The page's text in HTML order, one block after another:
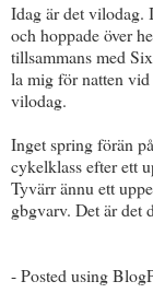
Idag är det vilodag.
och hoppade över
tillsammans med
la mig för natten
vilodag.
Inget spring förän
cykelklass efter ett
Tyvärr ännu ett
gbgvarv. Det är det
- Posted using